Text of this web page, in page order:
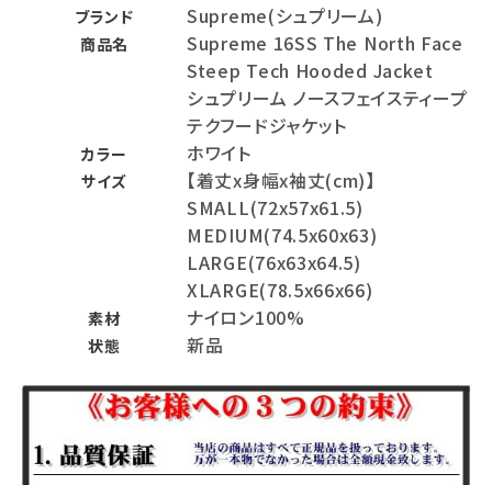
ブランド Supreme(シュプリーム)
商品名
Supreme 16SS The North Face
Steep Tech Hooded Jacket
シュプリーム ノースフェイスティープ
テクフードジャケット
カラー ホワイト
サイズ
【着丈x身幅x袖丈(cm)】
SMALL(72x57x61.5)
MEDIUM(74.5x60x63)
LARGE(76x63x64.5)
XLARGE(78.5x66x66)
素材 ナイロン100%
状態 新品